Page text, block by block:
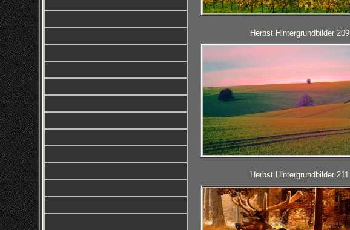
Herbst Hintergrundbilder 209
Herbst Hintergrundbilder 211